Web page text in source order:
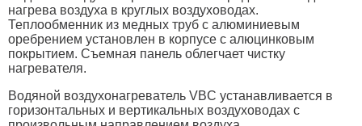
нагрева воздуха в круглых воздуховодах.
Теплообменник из медных труб с алюминиевым
оребрением установлен в корпусе с алюцинковым
покрытием. Съемная панель облегчает чистку
нагревателя.
Водяной воздухонагреватель VBC устанавливается в
горизонтальных и вертикальных воздуховодах с